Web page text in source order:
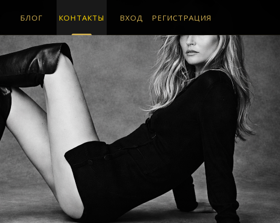
БЛОГ КОНТАКТЫ ВХОД РЕГИСТРАЦИЯ